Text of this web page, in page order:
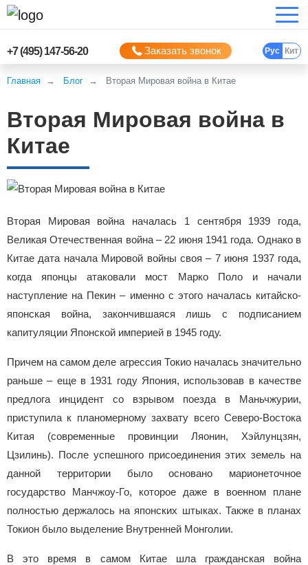
+7 (495) 147-56-20 Заказать звонок Рус Кит
Главная Блог Вторая Мировая война в Китае
Вторая Мировая война в
Китае
Вторая Мировая война началась 1 сентября 1939 года,
Великая Отечественная война – 22 июня 1941 года. Однако в
Китае дата начала Мировой войны своя – 7 июня 1937 года,
когда японцы атаковали мост Марко Поло и начали
наступление на Пекин – именно с этого началась китайско-
японская война, закончившаяся лишь с подписанием
капитуляции Японской империей в 1945 году.
Причем на самом деле агрессия Токио началась значительно
раньше – еще в 1931 году Япония, использовав в качестве
предлога инцидент со взрывом поезда в Маньчжурии,
приступила к планомерному захвату всего Северо-Востока
Китая (современные провинции Ляонин, Хэйлунцзян,
Цзилинь). После успешного присоединения этих земель на
данной территории было основано марионеточное
государство Манчжоу-Го, которое даже в военном плане
полностью держалось на японских штыках. Также в планах
Токион было выделение Внутренней Монголии.
В это время в самом Китае шла гражданская война